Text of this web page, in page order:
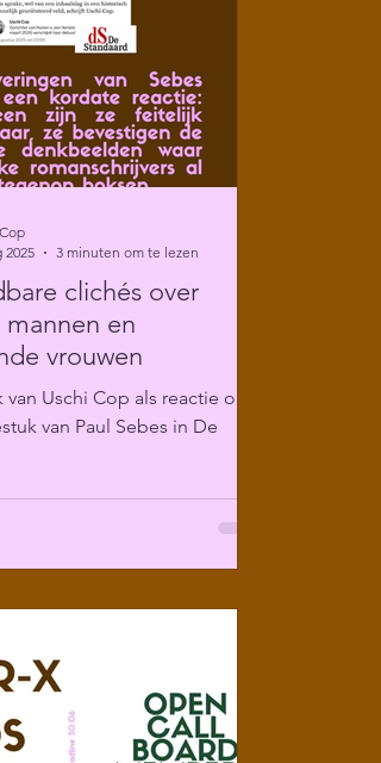
clichés over
en
vrouwen
Uschi Cop als reactie op
van Paul Sebes in De
2025
3 minuten om te lezen